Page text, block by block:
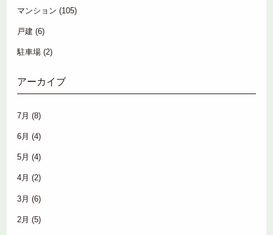
マンション (105)
戸建 (6)
駐車場 (2)
アーカイブ
7月 (8)
6月 (4)
5月 (4)
4月 (2)
3月 (6)
2月 (5)